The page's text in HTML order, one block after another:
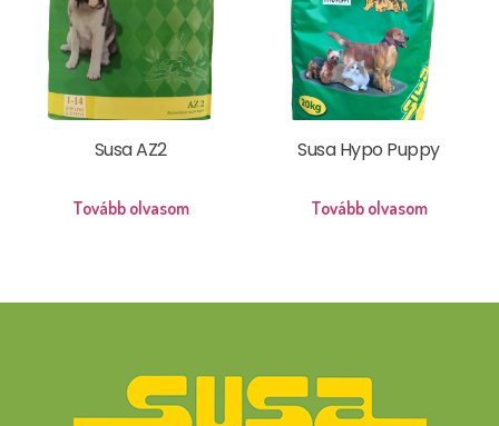
Susa AZ2
Tovább olvasom
Susa Hypo Puppy
Tovább olvasom